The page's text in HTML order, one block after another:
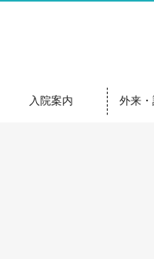
入院案内 外来